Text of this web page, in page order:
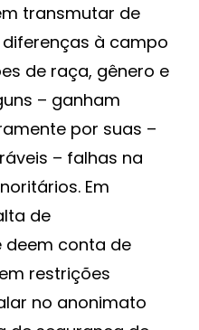
transmutar de
à campo
de raça, gênero e
– ganham
por suas –
– falhas na
Em
de
deem conta de
restrições
no anonimato